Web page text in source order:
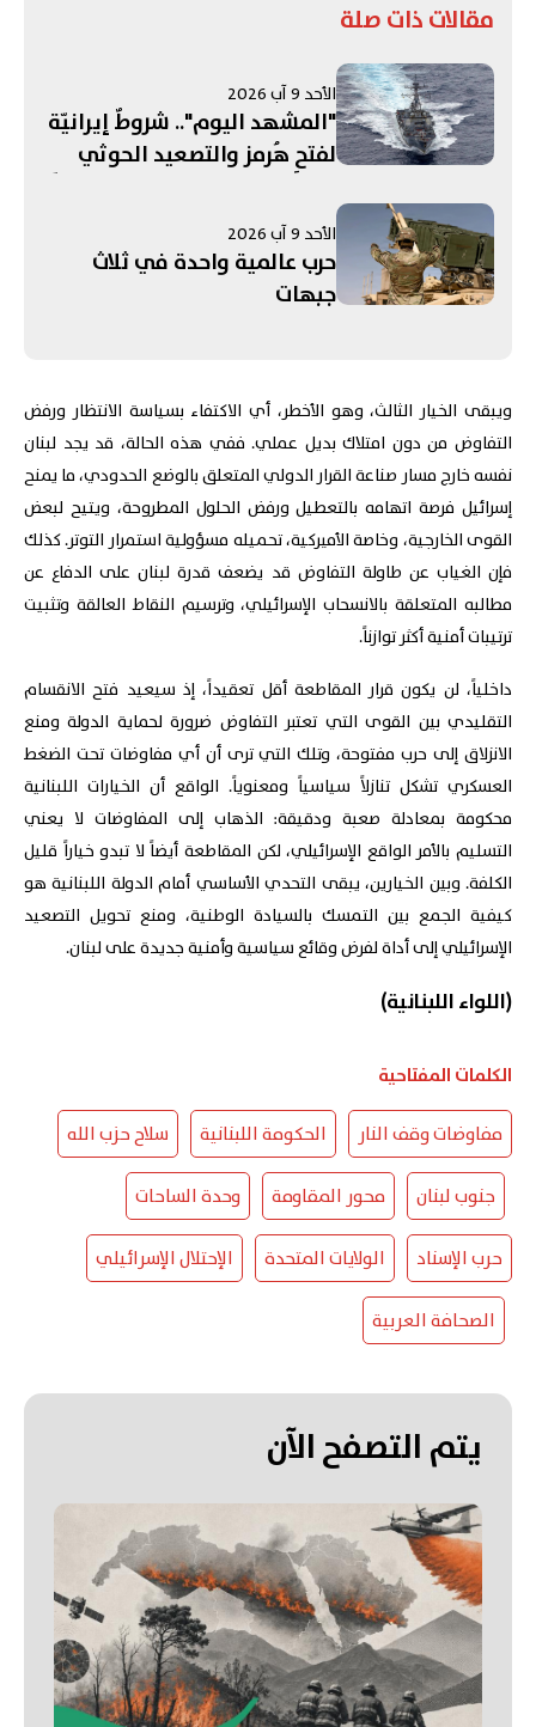
مقالات ذات صلة
الأحد 9 آب 2026
"المشهد اليوم".. شروطٌ إيرانيّة
لفتحِ هُرمز والتصعيد الحوثي
لزعزعة استقرار إيران...
واستبعاد فرنسا من قائمةِ
الدول للتحقق من نزع سلاح "حزب
الله"
الأحد 9 آب 2026
حرب عالمية واحدة في ثلاث
جبهات
ويبقى الخيار الثالث، وهو الأخطر، أي الاكتفاء بسياسة الانتظار ورفض
التفاوض من دون امتلاك بديل عملي. ففي هذه الحالة، قد يجد لبنان
نفسه خارج مسار صناعة القرار الدولي المتعلق بالوضع الحدودي، ما يمنح
إسرائيل فرصة اتهامه بالتعطيل ورفض الحلول المطروحة، ويتيح لبعض
القوى الخارجية، وخاصة الأميركية، تحميله مسؤولية استمرار التوتر. كذلك
فإن الغياب عن طاولة التفاوض قد يضعف قدرة لبنان على الدفاع عن
مطالبه المتعلقة بالانسحاب الإسرائيلي، وترسيم النقاط العالقة وتثبيت
ترتيبات أمنية أكثر توازناً.
داخلياً، لن يكون قرار المقاطعة أقل تعقيداً، إذ سيعيد فتح الانقسام
التقليدي بين القوى التي تعتبر التفاوض ضرورة لحماية الدولة ومنع
الانزلاق إلى حرب مفتوحة، وتلك التي ترى أن أي مفاوضات تحت الضغط
العسكري تشكل تنازلاً سياسياً ومعنوياً. الواقع أن الخيارات اللبنانية
محكومة بمعادلة صعبة ودقيقة: الذهاب إلى المفاوضات لا يعني
التسليم بالأمر الواقع الإسرائيلي، لكن المقاطعة أيضاً لا تبدو خياراً قليل
الكلفة. وبين الخيارين، يبقى التحدي الأساسي أمام الدولة اللبنانية هو
كيفية الجمع بين التمسك بالسيادة الوطنية، ومنع تحويل التصعيد
الإسرائيلي إلى أداة لفرض وقائع سياسية وأمنية جديدة على لبنان.
(اللواء اللبنانية)
الكلمات المفتاحية
مفاوضات وقف النار الحكومة اللبنانية سلاح حزب الله
جنوب لبنان محور المقاومة وحدة الساحات
حرب الإسناد الولايات المتحدة الإحتلال الإسرائيلي
الصحافة العربية
يتم التصفح الآن